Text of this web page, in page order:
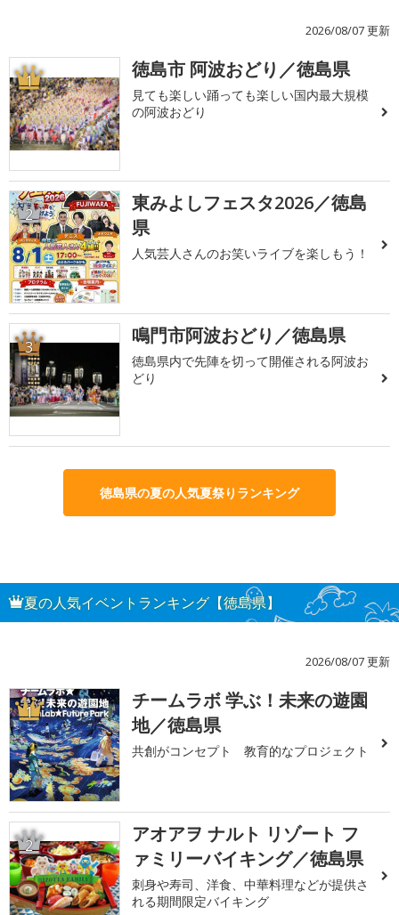
2026/08/07 更新
1 徳島市 阿波おどり／徳島県
見ても楽しい踊っても楽しい国内最大規模
の阿波おどり
2
東みよしフェスタ2026／徳島
県
人気芸人さんのお笑いライブを楽しもう！
3 鳴門市阿波おどり／徳島県
徳島県内で先陣を切って開催される阿波お
どり
徳島県の夏の人気夏祭りランキング
夏の人気イベントランキング【徳島県】
2026/08/07 更新
1
チームラボ 学ぶ！未来の遊園
地／徳島県
共創がコンセプト 教育的なプロジェクト
2
アオアヲ ナルト リゾート フ
ァミリーバイキング／徳島県
刺身や寿司、洋食、中華料理などが提供さ
れる期間限定バイキング